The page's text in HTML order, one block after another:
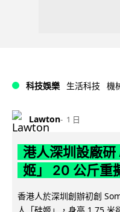
科技娛樂 生活科技 機
Lawton 1 日
港人深圳設廠研
姬」 20 公斤重
香港人於深圳創辦初創